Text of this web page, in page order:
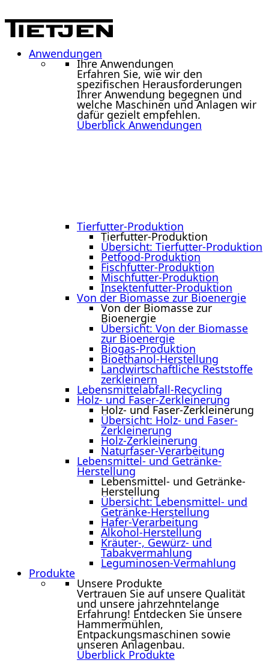
Anwendungen
Ihre Anwendungen
Erfahren Sie, wie wir den
spezifischen Herausforderungen
Ihrer Anwendung begegnen und
welche Maschinen und Anlagen wir
dafür gezielt empfehlen.
Überblick Anwendungen
Tierfutter-Produktion
Tierfutter-Produktion
Übersicht: Tierfutter-Produktion
Petfood-Produktion
Fischfutter-Produktion
Mischfutter-Produktion
Insektenfutter-Produktion
Von der Biomasse zur Bioenergie
Von der Biomasse zur
Bioenergie
Übersicht: Von der Biomasse
zur Bioenergie
Biogas-Produktion
Bioethanol-Herstellung
Landwirtschaftliche Reststoffe
zerkleinern
Lebensmittelabfall-Recycling
Holz- und Faser-Zerkleinerung
Holz- und Faser-Zerkleinerung
Übersicht: Holz- und Faser-
Zerkleinerung
Holz-Zerkleinerung
Naturfaser-Verarbeitung
Lebensmittel- und Getränke-
Herstellung
Lebensmittel- und Getränke-
Herstellung
Übersicht: Lebensmittel- und
Getränke-Herstellung
Hafer-Verarbeitung
Alkohol-Herstellung
Kräuter-, Gewürz- und
Tabakvermahlung
Leguminosen-Vermahlung
Produkte
Unsere Produkte
Vertrauen Sie auf unsere Qualität
und unsere jahrzehntelange
Erfahrung! Entdecken Sie unsere
Hammermühlen,
Entpackungsmaschinen sowie
unseren Anlagenbau.
Überblick Produkte